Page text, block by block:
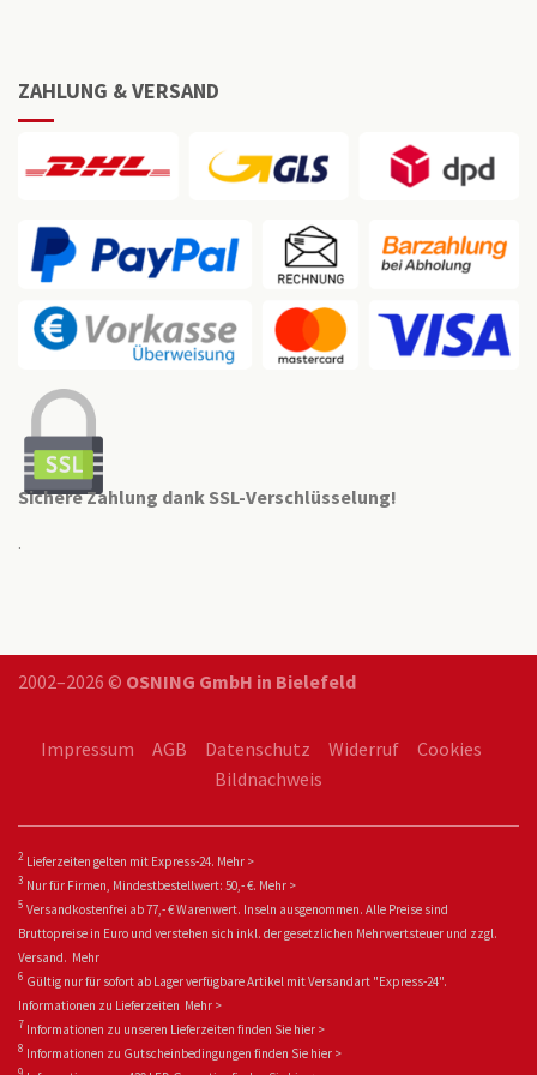
ZAHLUNG & VERSAND
Sichere Zahlung dank SSL-Verschlüsselung!
.
2002–2026 © OSNING GmbH in Bielefeld
Impressum AGB Datenschutz Widerruf
Cookies
Bildnachweis
2 Lieferzeiten gelten mit Express-24. Mehr >
3 Nur für Firmen, Mindestbestellwert: 50,- €. Mehr >
5 Versandkostenfrei ab 77,- € Warenwert. Inseln ausgenommen. Alle Preise sind
Bruttopreise in Euro und verstehen sich inkl. der gesetzlichen Mehrwertsteuer und zzgl.
Versand. Mehr
6 Gültig nur für sofort ab Lager verfügbare Artikel mit Versandart "Express-24".
Informationen zu Lieferzeiten Mehr >
7 Informationen zu unseren Lieferzeiten finden Sie hier >
8 Informationen zu Gutscheinbedingungen finden Sie hier >